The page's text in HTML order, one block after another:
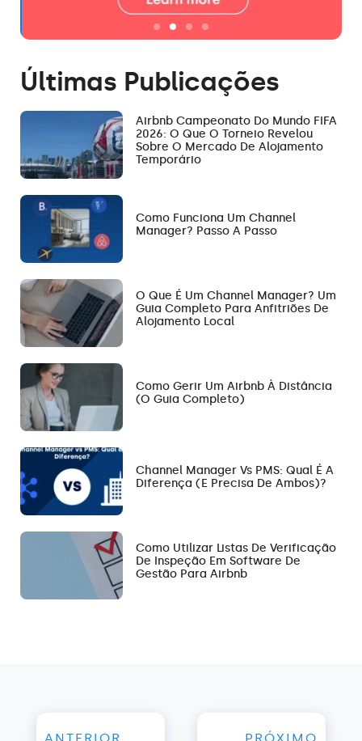
Últimas Publicações
Airbnb Campeonato Do Mundo FIFA
2026: O Que O Torneio Revelou
Sobre O Mercado De Alojamento
Temporário
Como Funciona Um Channel
Manager? Passo A Passo
O Que É Um Channel Manager? Um
Guia Completo Para Anfitriões De
Alojamento Local
Como Gerir Um Airbnb À Distância
(O Guia Completo)
Channel Manager Vs PMS: Qual É A
Diferença (e Precisa De Ambos)?
Como Utilizar Listas De Verificação
De Inspeção Em Software De
Gestão Para Airbnb